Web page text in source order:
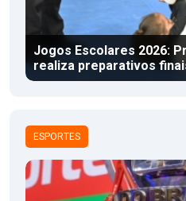
Jogos Escolares 2026:
realiza preparativos
ESPORTES